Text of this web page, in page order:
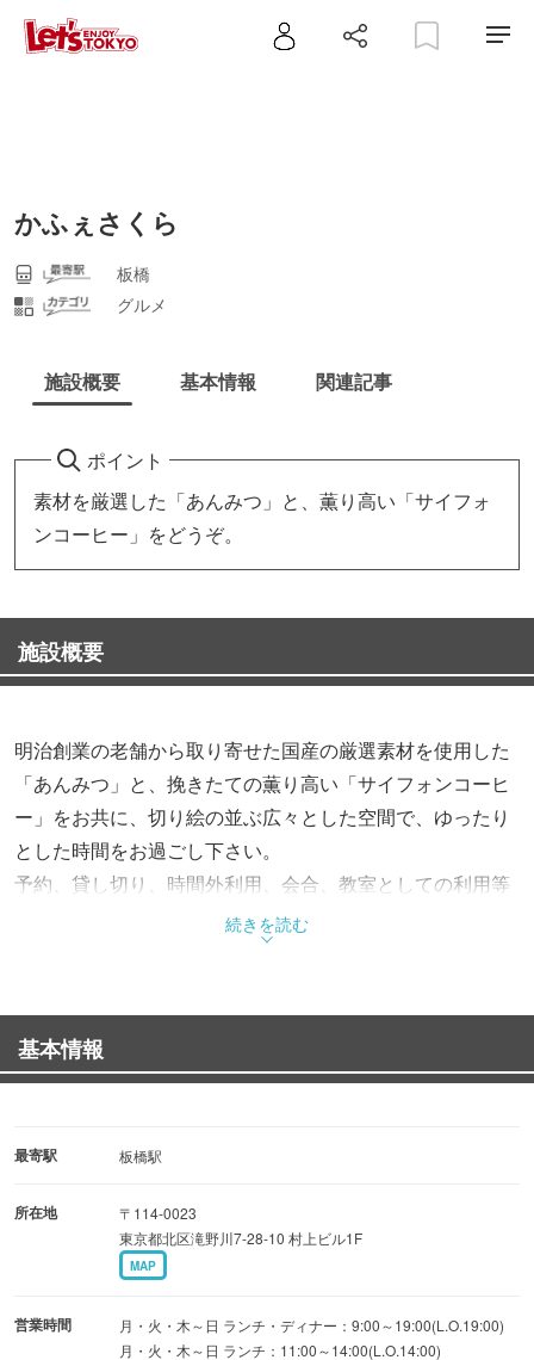
かふぇさくら
板橋
グルメ
施設概要 基本情報 関連記事
ポイント
素材を厳選した「あんみつ」と、薫り高い「サイフォ
ンコーヒー」をどうぞ。
施設概要
明治創業の老舗から取り寄せた国産の厳選素材を使用した
「あんみつ」と、挽きたての薫り高い「サイフォンコーヒ
ー」をお共に、切り絵の並ぶ広々とした空間で、ゆったり
とした時間をお過ごし下さい。
予約、貸し切り、時間外利用、会合、教室としての利用等
当店は赤ちゃん歓迎です。ベビーカーごと入店出来ます。
続きを読む
基本情報
最寄駅 板橋駅
所在地
〒114-0023
東京都北区滝野川7-28-10 村上ビル1F
MAP
営業時間
月・火・木～日 ランチ・ディナー：9:00～19:00(L.O.19:00)
月・火・木～日 ランチ：11:00～14:00(L.O.14:00)